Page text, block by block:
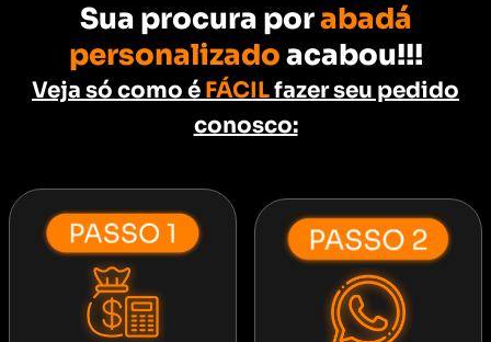
Sua procura porabadá
personalizadoacabou!!!
Veja só como é FÁCILfazer seu pedido
conosco: